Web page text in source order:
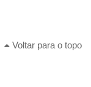
Voltar para o topo